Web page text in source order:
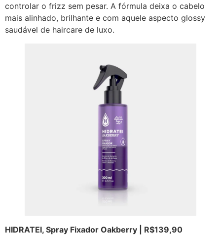
controlar o frizz sem pesar. A fórmula deixa o cabelo
mais alinhado, brilhante e com aquele aspecto glossy
saudável de haircare de luxo.
HIDRATEI, Spray Fixador Oakberry | R$139,90